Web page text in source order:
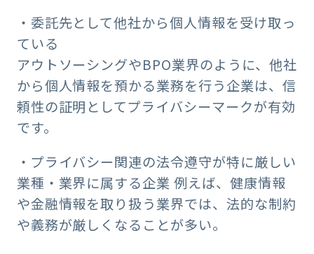
・委託先として他社から個人情報を受け取っ
ている
アウトソーシングやBPO業界のように、他社
から個人情報を預かる業務を行う企業は、信
頼性の証明としてプライバシーマークが有効
です。
・プライバシー関連の法令遵守が特に厳しい
業種・業界に属する企業 例えば、健康情報
や金融情報を取り扱う業界では、法的な制約
や義務が厳しくなることが多い。